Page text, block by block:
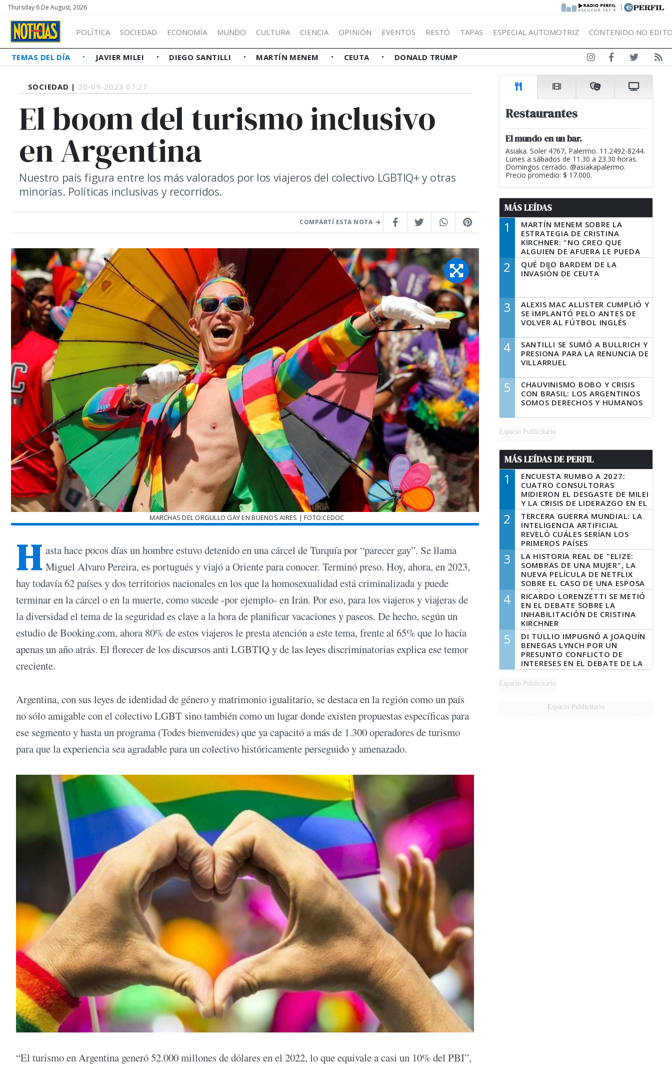
Thursday 6 De August, 2026 |
POLÍTICA SOCIEDAD ECONOMÍA MUNDO CULTURA CIENCIA OPINIÓN EVENTOS RESTÓ TAPAS ESPECIAL AUTOMOTRIZ CONTENIDO NO
TEMAS DEL DÍA JAVIER MILEI DIEGO SANTILLI MARTÍN MENEM CEUTA DONALD TRUMP
SOCIEDAD | 20-09-2023 07:27
El boom del turismo inclusivo
en Argentina
Nuestro país figura entre los más valorados por los viajeros del colectivo LGBTIQ+ y otras
minorías. Políticas inclusivas y recorridos.
COMPARTÍ ESTA NOTA
MARCHAS DEL ORGULLO GAY EN BUENOS AIRES | FOTO:CEDOC
H asta hace pocos días un hombre estuvo detenido en una cárcel de Turquía por “parecer gay”. Se llama
Miguel Alvaro Pereira, es portugués y viajó a Oriente para conocer. Terminó preso. Hoy, ahora, en 2023,
hay todavía 62 países y dos territorios nacionales en los que la homosexualidad está criminalizada y puede
terminar en la cárcel o en la muerte, como sucede -por ejemplo- en Irán. Por eso, para los viajeros y viajeras de
la diversidad el tema de la seguridad es clave a la hora de planificar vacaciones y paseos. De hecho, según un
estudio de Booking.com, ahora 80% de estos viajeros le presta atención a este tema, frente al 65% que lo hacía
apenas un año atrás. El florecer de los discursos anti LGBTIQ y de las leyes discriminatorias explica ese temor
creciente.
Argentina, con sus leyes de identidad de género y matrimonio igualitario, se destaca en la región como un país
no sólo amigable con el colectivo LGBT sino también como un lugar donde existen propuestas específicas para
ese segmento y hasta un programa (Todes bienvenides) que ya capacitó a más de 1.300 operadores de turismo
para que la experiencia sea agradable para un colectivo históricamente perseguido y amenazado.
“El turismo en Argentina generó 52.000 millones de dólares en el 2022, lo que equivale a casi un 10% del PBI”,
Restaurantes
El mundo en un bar.
Asiaka. Soler 4767, Palermo. 11.2492-8244.
Lunes a sábados de 11.30 a 23.30 horas.
Domingos cerrado. @asiakapalermo.
Precio promedio: $ 17.000.
MÁS LEÍDAS
1
MARTÍN MENEM SOBRE LA
ESTRATEGIA DE CRISTINA
KIRCHNER: "NO CREO QUE
ALGUIEN DE AFUERA LE PUEDA
DECIR A LA JUSTICIA LO QUE
TIENE QUE HACER"
2
QUÉ DIJO BARDEM DE LA
INVASIÓN DE CEUTA
3
ALEXIS MAC ALLISTER CUMPLIÓ Y
SE IMPLANTÓ PELO ANTES DE
VOLVER AL FÚTBOL INGLÉS
4
SANTILLI SE SUMÓ A BULLRICH Y
PRESIONA PARA LA RENUNCIA DE
VILLARRUEL
5
CHAUVINISMO BOBO Y CRISIS
CON BRASIL: LOS ARGENTINOS
SOMOS DERECHOS Y HUMANOS
Espacio Publicitario
MÁS LEÍDAS DE PERFIL
1
ENCUESTA RUMBO A 2027:
CUATRO CONSULTORAS
MIDIERON EL DESGASTE DE MILEI
Y LA CRISIS DE LIDERAZGO EN EL
PERONISMO
2
TERCERA GUERRA MUNDIAL: LA
INTELIGENCIA ARTIFICIAL
REVELÓ CUÁLES SERÍAN LOS
PRIMEROS PAÍSES
LATINOAMERICANOS EN SER
DERROTADOS
3
LA HISTORIA REAL DE "ELIZE:
SOMBRAS DE UNA MUJER", LA
NUEVA PELÍCULA DE NETFLIX
SOBRE EL CASO DE UNA ESPOSA
QUE DESCUARTIZÓ A SU
MARIDO
4
RICARDO LORENZETTI SE METIÓ
EN EL DEBATE SOBRE LA
INHABILITACIÓN DE CRISTINA
KIRCHNER
5
DI TULLIO IMPUGNÓ A JOAQUÍN
BENEGAS LYNCH POR UN
PRESUNTO CONFLICTO DE
INTERESES EN EL DEBATE DE LA
LEY DE TIERRAS
Espacio Publicitario
Espacio Publicitario